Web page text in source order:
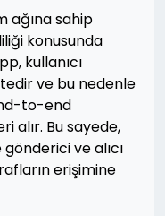
ağına sahip
konusunda
kullanıcı
ve bu nedenle
to-end
alır. Bu sayede,
gönderici ve alıcı
erişimine